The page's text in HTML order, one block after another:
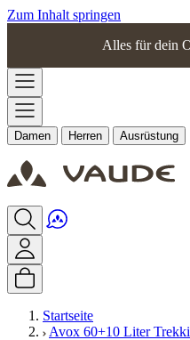
Zum Inhalt springen
Alles für dein
Damen Herren Ausrüstung
Startseite
Avox 60+10 Liter